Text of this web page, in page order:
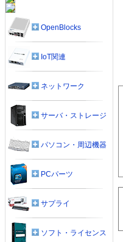
OpenBlocks
IoT関連
ネットワーク
サーバ・ストレージ
パソコン・周辺機器
PCパーツ
サプライ
ソフト・ライセンス